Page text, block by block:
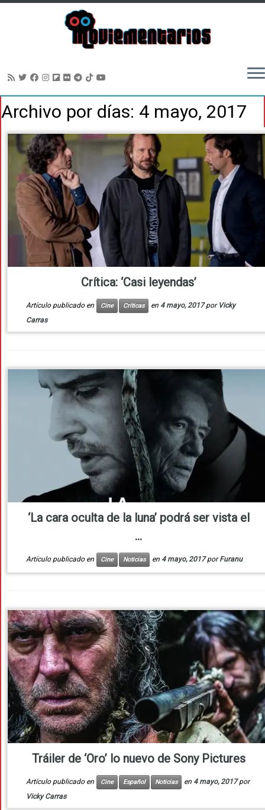
al
Archivo por días: 4 mayo, 2017
Crítica: ‘Casi leyendas’
Artículo publicado en Cine Críticas en 4 mayo, 2017 por Vicky
Carras
‘La cara oculta de la luna’ podrá ser vista el
...
Artículo publicado en Cine Noticias en 4 mayo, 2017 porFuranu
Tráiler de ‘Oro’ lo nuevo de Sony Pictures
Artículo publicado en Cine Español Noticias en 4 mayo, 2017 por
Vicky Carras